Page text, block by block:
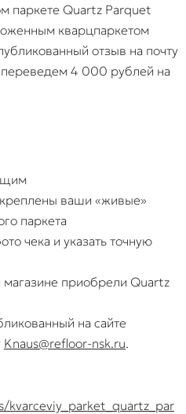
паркете Quartz Parquet
кварцпаркетом
отзыв на почту
4 000 рублей на
ваши «живые»
паркета
чека и указать точную
магазине приобрели Quartz
на сайте
Knaus@refloor-nsk.ru.